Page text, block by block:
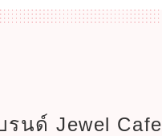
รนด์ Jewel Cafe